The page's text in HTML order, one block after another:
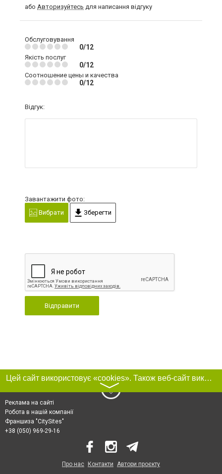
або Авторизуйтесь для написання відгуку
Обслуговування
0/12
Якість послуг
0/12
Соотношение цены и качества
0/12
Відгук:
Завантажити фото:
Вибрати
Зберегти
Відправити
Цей сайт використовує «cookies». Також веб-сайт використовує інтернет-сервіс для збору технічних даних стосовно відвідувачів з метою отримання маркетингової та статистичної інформації. Умови обробки даних відвідувачів сайту див.
〉
Реклама на сайті
Робота в нашій компанії
Франшиза "CitySites"
+38 (050) 969-29-16
Про нас Контакти Автори проєкту